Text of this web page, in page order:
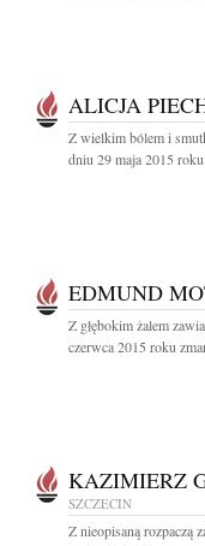
ALICJA
Z wielkim bólem i
dniu 29 maja 2015 roku
EDMUND
Z głębokim żalem
czerwca 2015 roku
KAZIMIERZ
SZCZECIN
Z nieopisaną rozpaczą